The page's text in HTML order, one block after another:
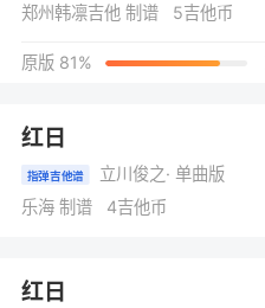
郑州韩凛吉他 制谱 5吉他币
原版 81%
红日
指弹吉他谱 立川俊之· 单曲版
乐海 制谱 4吉他币
红日